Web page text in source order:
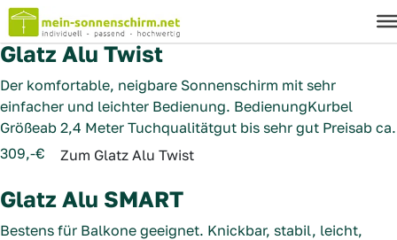
bis 3,5 Meter
Glatz Alu Twist
Der komfortable, neigbare Sonnenschirm mit sehr
einfacher und leichter Bedienung. BedienungKurbel
Größeab 2,4 Meter Tuchqualitätgut bis sehr gut Preisab ca.
309,-€
Zum Glatz Alu Twist
Glatz Alu SMART
Bestens für Balkone geeignet. Knickbar, stabil, leicht,